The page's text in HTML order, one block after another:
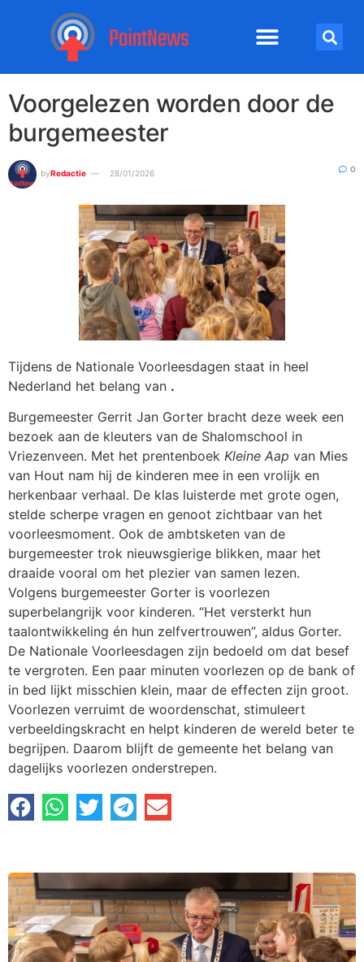
Voorgelezen worden door de
burgemeester
byRedactie 28/01/2026 0
Tijdens de Nationale Voorleesdagen staat in heel
Nederland het belang van .
Burgemeester Gerrit Jan Gorter bracht deze week een
bezoek aan de kleuters van de Shalomschool in
Vriezenveen. Met het prentenboek Kleine Aap van Mies
van Hout nam hij de kinderen mee in een vrolijk en
herkenbaar verhaal. De klas luisterde met grote ogen,
stelde scherpe vragen en genoot zichtbaar van het
voorleesmoment. Ook de ambtsketen van de
burgemeester trok nieuwsgierige blikken, maar het
draaide vooral om het plezier van samen lezen.
Volgens burgemeester Gorter is voorlezen
superbelangrijk voor kinderen. “Het versterkt hun
taalontwikkeling én hun zelfvertrouwen”, aldus Gorter.
De Nationale Voorleesdagen zijn bedoeld om dat besef
te vergroten. Een paar minuten voorlezen op de bank of
in bed lijkt misschien klein, maar de effecten zijn groot.
Voorlezen verruimt de woordenschat, stimuleert
verbeeldingskracht en helpt kinderen de wereld beter te
begrijpen. Daarom blijft de gemeente het belang van
dagelijks voorlezen onderstrepen.